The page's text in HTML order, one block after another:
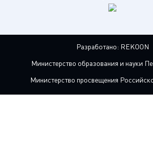
Разработано: REKOON
Министерство образования и науки
Министерство просвещения